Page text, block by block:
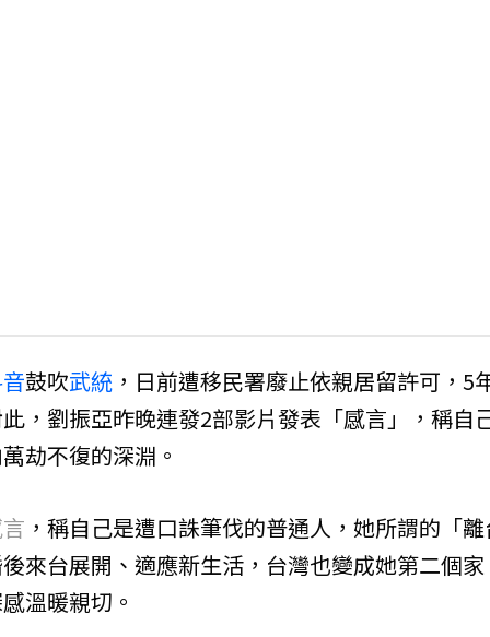
鼓吹武統 ，日前遭移民署廢止依親居留許可，5
，劉振亞昨晚連發2部影片發表「感言」，稱自
劫不復的深淵。
，稱自己是遭口誅筆伐的普通人，她所謂的「離
來台展開、適應新生活，台灣也變成她第二個家
溫暖親切。